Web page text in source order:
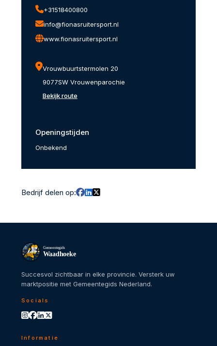
+31518400800
info@fionasruitersport.nl
www.fionasruitersport.nl
Vrouwbuurtstermolen 20
9077SW Vrouwenparochie
Bekijk route
Openingstijden
Onbekend
Bedrijf delen op:
Gemeentegids
Waadhoeke
Succesvol zichtbaar in elke provincie. Versterk uw
marktpositie met Gemeentegids Nederland.
Socials
Informatie